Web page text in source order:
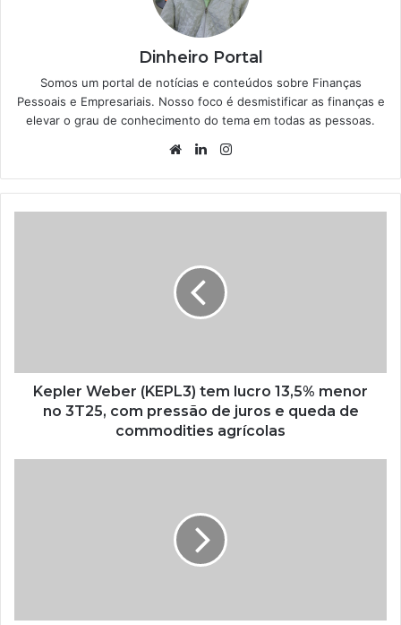
Dinheiro Portal
Somos um portal de notícias e conteúdos sobre Finanças
Pessoais e Empresariais. Nosso foco é desmistificar as finanças e
elevar o grau de conhecimento do tema em todas as pessoas.
WebsiteLinkedin
Kepler Weber (KEPL3) tem lucro 13,5% menor
no 3T25, com pressão de juros e queda de
commodities agrícolas